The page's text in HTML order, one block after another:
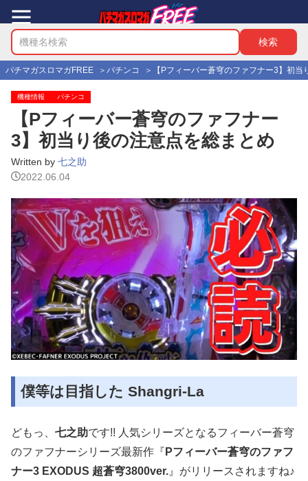
パチマガスロマガFREE パチンコ 【Pフィーバー蒼穹のファフナー3】初
機種情報 パチンコ
【Pフィーバー蒼穹のファフナー
3】初当り後の注意点を総まとめ
Written by 七之助
2022.06.04
僕等は目指した Shangri-La
どもっ、 七之助です!! 人気シリーズとなるフィーバー蒼穹
のファフナーシリーズ最新作『 Pフィーバー蒼穹のファフ
ナー3 EXODUS 超蒼穹3800ver. 』がリリースされますね♪